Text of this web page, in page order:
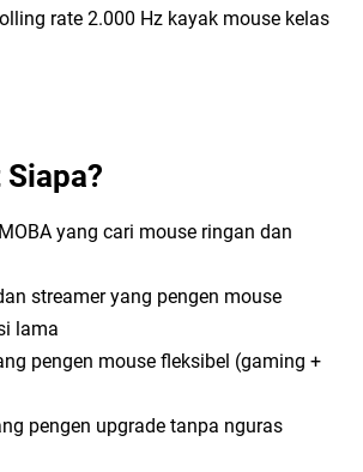
rate 2.000 Hz kayak mouse kelas
yang cari mouse ringan dan
streamer yang pengen mouse
lama
pengen mouse fleksibel (gaming +
pengen upgrade tanpa nguras